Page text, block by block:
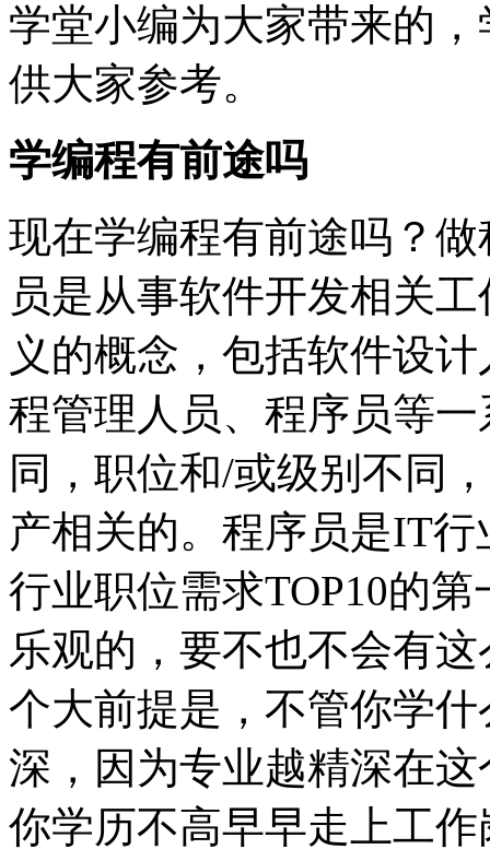
学堂小编为大家带来的
供大家参考。
学编程有前途吗
现在学编程有前途吗？
员是从事软件开发相关
义的概念，包括软件设
程管理人员、程序员等
同，职位和/或级别不同
产相关的。程序员是IT
行业职位需求TOP10的
乐观的，要不也不会有
个大前提是，不管你学
深，因为专业越精深在
你学历不高早早走上工